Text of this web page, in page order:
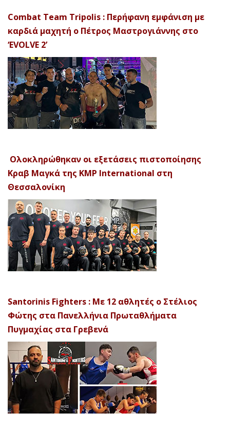
Combat Team Tripolis : Περήφανη εμφάνιση με
καρδιά μαχητή ο Πέτρος Μαστρογιάννης στο
‘EVOLVE 2’
Ολοκληρώθηκαν οι εξετάσεις πιστοποίησης
Κραβ Μαγκά της KMP International στη
Θεσσαλονίκη
Santorinis Fighters : Με 12 αθλητές ο Στέλιος
Φώτης στα Πανελλήνια Πρωταθλήματα
Πυγμαχίας στα Γρεβενά